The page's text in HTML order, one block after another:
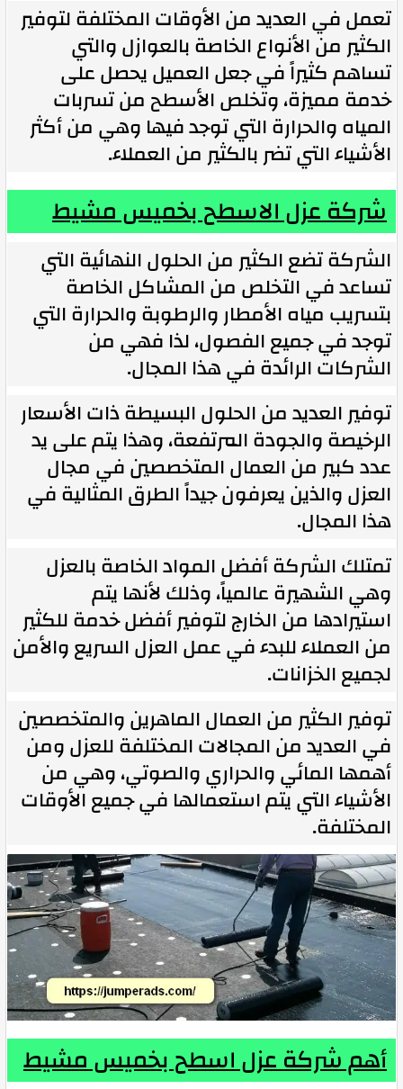
تعمل في العديد من الأوقات المختلفة لتوفير
الكثير من الأنواع الخاصة بالعوازل والتي
تساهم كثيراً في جعل العميل يحصل على
خدمة مميزة، وتخلص الأسطح من تسربات
المياه والحرارة التي توجد فيها وهي من أكثر
الأشياء التي تضر بالكثير من العملاء.
شركة عزل الاسطح بخميس مشيط
الشركة تضع الكثير من الحلول النهائية التي
تساعد في التخلص من المشاكل الخاصة
بتسريب مياه الأمطار والرطوبة والحرارة التي
توجد في جميع الفصول، لذا فهي من
الشركات الرائدة في هذا المجال.
توفير العديد من الحلول البسيطة ذات الأسعار
الرخيصة والجودة المرتفعة، وهذا يتم على يد
عدد كبير من العمال المتخصصين في مجال
العزل والذين يعرفون جيداً الطرق المثالية في
هذا المجال.
تمتلك الشركة أفضل المواد الخاصة بالعزل
وهي الشهيرة عالمياً، وذلك لأنها يتم
استيرادها من الخارج لتوفير أفضل خدمة للكثير
من العملاء للبدء في عمل العزل السريع والأمن
لجميع الخزانات.
توفير الكثير من العمال الماهرين والمتخصصين
في العديد من المجالات المختلفة للعزل ومن
أهمها المائي والحراري والصوتي، وهي من
الأشياء التي يتم استعمالها في جميع الأوقات
المختلفة.
أهم شركة عزل اسطح بخميس مشيط